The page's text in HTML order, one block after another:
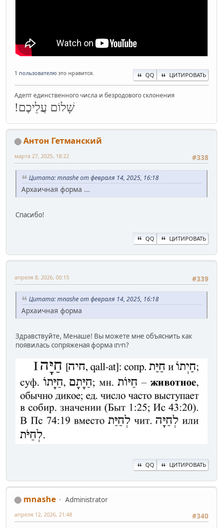
1 пользователю это нравится. QQ ЦИТИРОВАТЬ
Адепт единственного числа и безродового склонения
שָׁלוֹם עֲלֵיכֶם!
Антон Гетманский
#338
марта 27, 2025, 18:22
Цитата: mnashe от февраля 14, 2025, 16:18
Архаичная форма ...
Спасибо!
QQ ЦИТИРОВАТЬ
#339
апреля 8, 2026, 00:15
Цитата: mnashe от февраля 14, 2025, 16:18
Архаичная форма
Здравствуйте, Менаше! Вы можете мне объяснить как
появилась сопряженая форма חיתו?
QQ ЦИТИРОВАТЬ
mnashe
Administrator
#340
апреля 12, 2026, 21:48